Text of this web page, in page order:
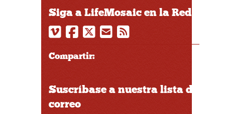
Siga a LifeMosaic en la Red
Compartir:
Suscríbase a nuestra lista de
correo